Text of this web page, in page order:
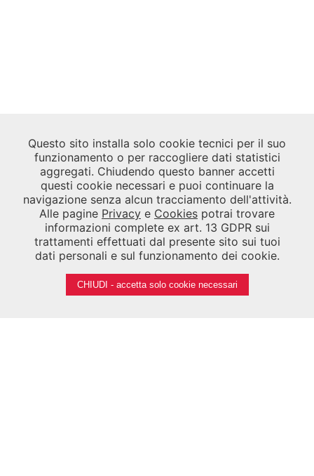
ASACDATI
Contatti
ARCHIVIO STORICO
Questo sito installa solo cookie tecnici per il suo
funzionamento o per raccogliere dati statistici
aggregati. Chiudendo questo banner accetti
questi cookie necessari e puoi continuare la
navigazione senza alcun tracciamento dell'attività.
Alle pagine Privacy e Cookies potrai trovare
informazioni complete ex art. 13 GDPR sui
trattamenti effettuati dal presente sito sui tuoi
dati personali e sul funzionamento dei cookie.
CHIUDI - accetta solo cookie necessari